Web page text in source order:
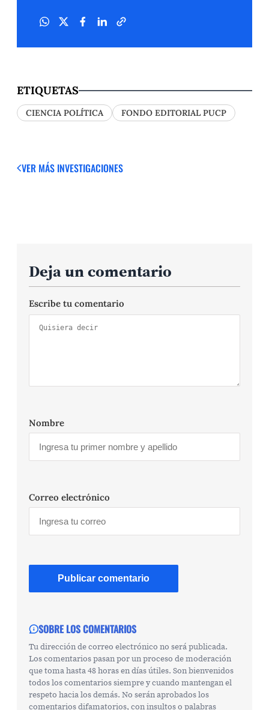
ETIQUETAS
CIENCIA POLÍTICA FONDO EDITORIAL PUCP
VER MÁS INVESTIGACIONES
Deja un comentario
Escribe tu comentario
Nombre
Correo electrónico
SOBRE LOS COMENTARIOS
Tu dirección de correo electrónico no será publicada.
Los comentarios pasan por un proceso de moderación
que toma hasta 48 horas en días útiles. Son bienvenidos
todos los comentarios siempre y cuando mantengan el
respeto hacia los demás. No serán aprobados los
comentarios difamatorios, con insultos o palabras